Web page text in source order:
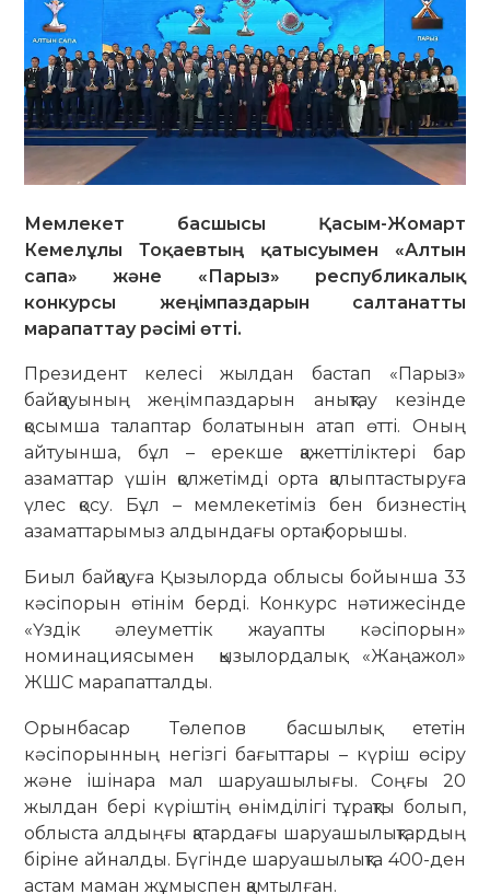
Мемлекет басшысы Қасым-Жомарт
Кемелұлы Тоқаевтың қатысуымен «Алтын
сапа» және «Парыз» республикалық
конкурсы жеңімпаздарын салтанатты
марапаттау рәсімі өтті.
Президент келесі жылдан бастап «Парыз»
байқауының жеңімпаздарын анықтау кезінде
қосымша талаптар болатынын атап өтті. Оның
айтуынша, бұл – ерекше қажеттіліктері бар
азаматтар үшін қолжетімді орта қалыптастыруға
үлес қосу. Бұл – мемлекетіміз бен бизнестің
азаматтарымыз алдындағы ортақ борышы.
Биыл байқауға Қызылорда облысы бойынша 33
кәсіпорын өтінім берді. Конкурс нәтижесінде
«Үздік әлеуметтік жауапты кәсіпорын»
номинациясымен қызылордалық «Жаңажол»
ЖШС марапатталды.
Орынбасар Төлепов басшылық ететін
кәсіпорынның негізгі бағыттары – күріш өсіру
және ішінара мал шаруашылығы. Соңғы 20
жылдан бері күріштің өнімділігі тұрақты болып,
облыста алдыңғы қатардағы шаруашылықтардың
біріне айналды. Бүгінде шаруашылықта 400-ден
астам маман жұмыспен қамтылған.